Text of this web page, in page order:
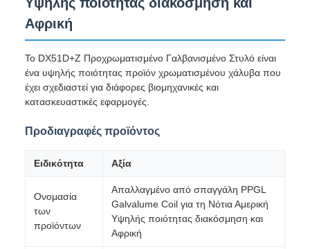
Αφρική
Το DX51D+Z Προχρωματισμένο Γαλβανισμένο Στυλό είναι
ένα υψηλής ποιότητας προϊόν χρωματισμένου χάλυβα που
έχει σχεδιαστεί για διάφορες βιομηχανικές και
κατασκευαστικές εφαρμογές.
Προδιαγραφές προϊόντος
Ειδικότητα Αξία
Ονομασία
των
προϊόντων
Απαλλαγμένο από σπαγγάλη PPGL
Galvalume Coil για τη Νότια Αμερική
Υψηλής ποιότητας διακόσμηση και
Αφρική